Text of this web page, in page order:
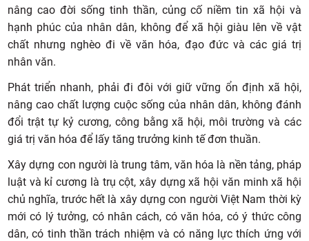
nâng cao đời sống tinh thần, củng cố niềm tin xã hội và
hạnh phúc của nhân dân, không để xã hội giàu lên về vật
chất nhưng nghèo đi về văn hóa, đạo đức và các giá trị
nhân văn.
Phát triển nhanh, phải đi đôi với giữ vững ổn định xã hội,
nâng cao chất lượng cuộc sống của nhân dân, không đánh
đổi trật tự kỷ cương, công bằng xã hội, môi trường và các
giá trị văn hóa để lấy tăng trưởng kinh tế đơn thuần.
Xây dựng con người là trung tâm, văn hóa là nền tảng, pháp
luật và kỉ cương là trụ cột, xây dựng xã hội văn minh xã hội
chủ nghĩa, trước hết là xây dựng con người Việt Nam thời kỳ
mới có lý tưởng, có nhân cách, có văn hóa, có ý thức công
dân, có tinh thần trách nhiệm và có năng lực thích ứng với